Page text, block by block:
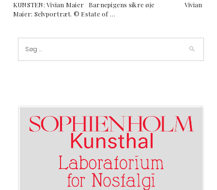
KUNSTEN: Vivian Maier Barnepigens sikre øje Vivian
Maier: Selvportræt. © Estate of …